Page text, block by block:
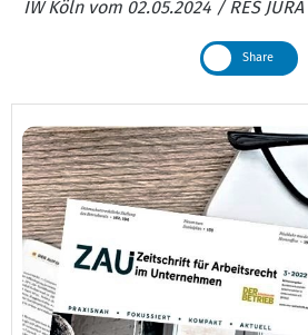
IW Köln vom 02.05.2024 / RES
Share